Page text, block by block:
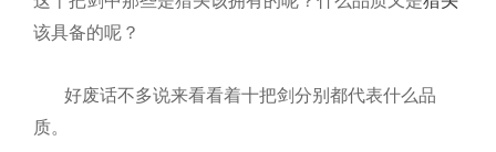
该具备的呢？
好废话不多说来看看着十把剑分别都代表什么品
质。